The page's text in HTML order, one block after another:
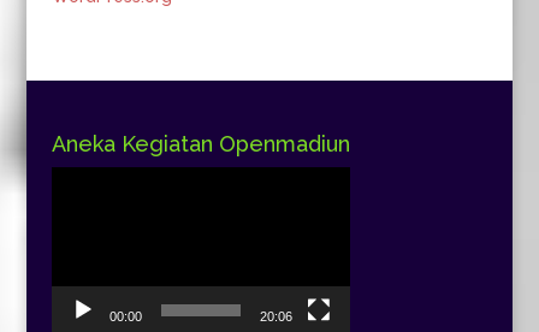
Aneka Kegiatan Openmadiun
00:00 20:06